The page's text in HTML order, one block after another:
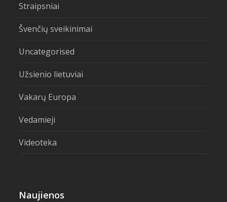
Straipsniai
Švenčių sveikinimai
Uncategorised
Užsienio lietuviai
Vakarų Europa
Vedamieji
Videoteka
Naujienos